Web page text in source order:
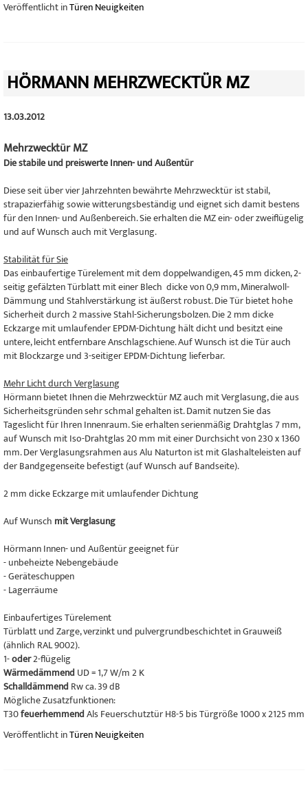
Veröffentlicht inTüren Neuigkeiten
HÖRMANN MEHRZWECKTÜR MZ
13.03.2012
Mehrzwecktür MZ
Die stabile und preiswerte Innen- und Außentür
Diese seit über vier Jahrzehnten bewährte Mehrzwecktür ist stabil,
strapazierfähig sowie witterungsbeständig und eignet sich damit bestens
für den Innen- und Außenbereich. Sie erhalten die MZ ein- oder zweiflügelig
und auf Wunsch auch mit Verglasung.
Stabilität für Sie
Das einbaufertige Türelement mit dem doppelwandigen, 45 mm dicken, 2-
seitig gefälzten Türblatt mit einer Blech dicke von 0,9 mm, Mineralwoll-
Dämmung und Stahlverstärkung ist äußerst robust. Die Tür bietet hohe
Sicherheit durch 2 massive Stahl-Sicherungsbolzen. Die 2 mm dicke
Eckzarge mit umlaufender EPDM-Dichtung hält dicht und besitzt eine
untere, leicht entfernbare Anschlagschiene. Auf Wunsch ist die Tür auch
mit Blockzarge und 3-seitiger EPDM-Dichtung lieferbar.
Mehr Licht durch Verglasung
Hörmann bietet Ihnen die Mehrzwecktür MZ auch mit Verglasung, die aus
Sicherheitsgründen sehr schmal gehalten ist. Damit nutzen Sie das
Tageslicht für Ihren Innenraum. Sie erhalten serienmäßig Drahtglas 7 mm,
auf Wunsch mit Iso-Drahtglas 20 mm mit einer Durchsicht von 230 x 1360
mm. Der Verglasungsrahmen aus Alu Naturton ist mit Glashalteleisten auf
der Bandgegenseite befestigt (auf Wunsch auf Bandseite).
2 mm dicke Eckzarge mit umlaufender Dichtung
Auf Wunsch mit Verglasung
Hörmann Innen- und Außentür geeignet für
- unbeheizte Nebengebäude
- Geräteschuppen
- Lagerräume
Einbaufertiges Türelement
Türblatt und Zarge, verzinkt und pulvergrundbeschichtet in Grauweiß
(ähnlich RAL 9002).
1-oder2-flügelig
Wärmedämmend UD = 1,7 W/m 2 K
Schalldämmend Rw ca. 39 dB
Mögliche Zusatzfunktionen:
T30feuerhemmendAls Feuerschutztür H8-5 bis Türgröße 1000 x 2125 mm
Veröffentlicht inTüren Neuigkeiten